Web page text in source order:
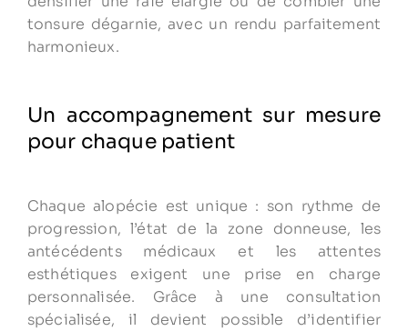
tonsure dégarnie, avec un rendu parfaitement
harmonieux.
Un accompagnement sur mesure
pour chaque patient
Chaque alopécie est unique : son rythme de
progression, l’état de la zone donneuse, les
antécédents médicaux et les attentes
esthétiques exigent une prise en charge
personnalisée. Grâce à une consultation
spécialisée, il devient possible d’identifier